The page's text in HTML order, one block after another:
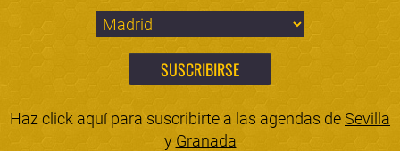
Haz click aquí para suscribirte a las agendas deSevilla
y Granada